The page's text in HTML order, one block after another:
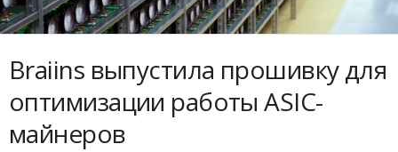
Braiins выпустила прошивку для
оптимизации работы ASIC-
майнеров